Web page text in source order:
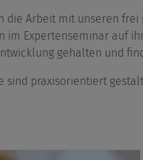
die Arbeit mit unseren frei
im Expertenseminar auf
gehalten und
sind praxisorientiert